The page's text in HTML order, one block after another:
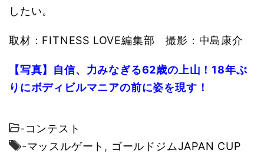
したい。
取材：FITNESS LOVE編集部 撮影：中島康介
【写真】自信、力みなぎる62歳の上山！18年ぶ
りにボディビルマニアの前に姿を現す！
-コンテスト
-マッスルゲート , ゴールドジムJAPAN CUP